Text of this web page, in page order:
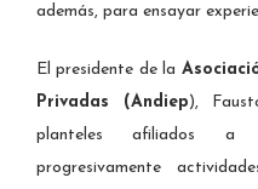
además, para ensayar
El presidente de la
Privadas (Andiep),
planteles afiliados a
progresivamente